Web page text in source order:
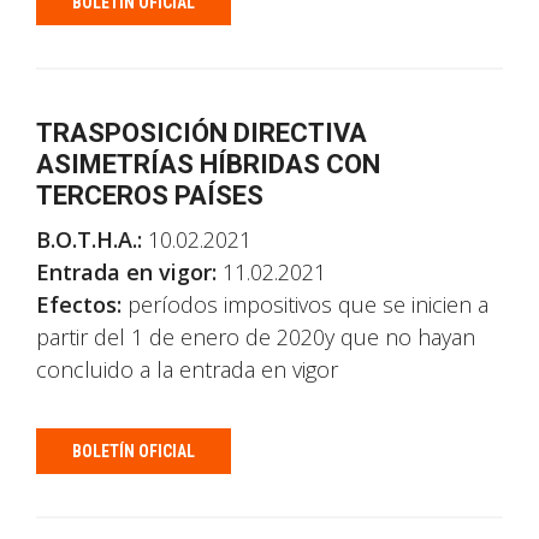
TRASPOSICIÓN DIRECTIVA
ASIMETRÍAS HÍBRIDAS CON
TERCEROS PAÍSES
B.O.T.H.A.: 10.02.2021
Entrada en vigor: 11.02.2021
Efectos: períodos impositivos que se inicien a
partir del 1 de enero de 2020y que no hayan
concluido a la entrada en vigor
BOLETÍN OFICIAL